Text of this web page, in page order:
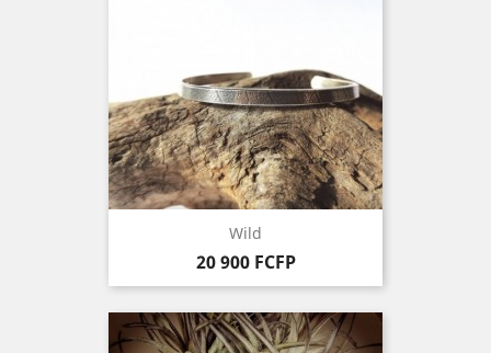
Wild
Prix
20 900 FCFP